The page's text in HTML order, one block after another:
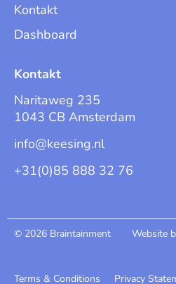
Kontakt
Dashboard
Kontakt
Naritaweg 235
1043 CB Amsterdam
info@keesing.nl
+31(0)85 888 32 76
© 2026 Braintainment Website
Terms & Conditions Privacy